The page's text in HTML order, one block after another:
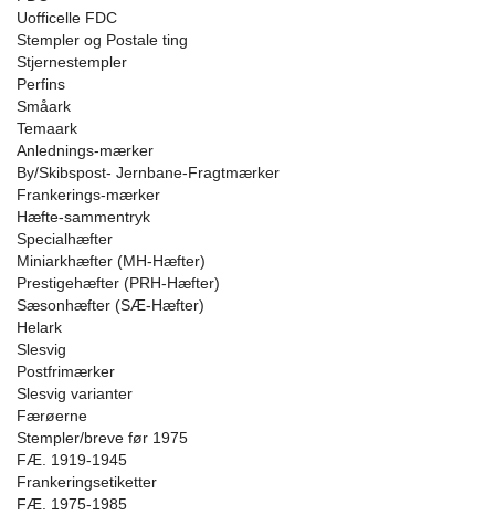
Uofficelle FDC
Stempler og Postale ting
Stjernestempler
Perfins
Småark
Temaark
Anlednings-mærker
By/Skibspost- Jernbane-Fragtmærker
Frankerings-mærker
Hæfte-sammentryk
Specialhæfter
Miniarkhæfter (MH-Hæfter)
Prestigehæfter (PRH-Hæfter)
Sæsonhæfter (SÆ-Hæfter)
Helark
Slesvig
Postfrimærker
Slesvig varianter
Færøerne
Stempler/breve før 1975
FÆ. 1919-1945
Frankeringsetiketter
FÆ. 1975-1985